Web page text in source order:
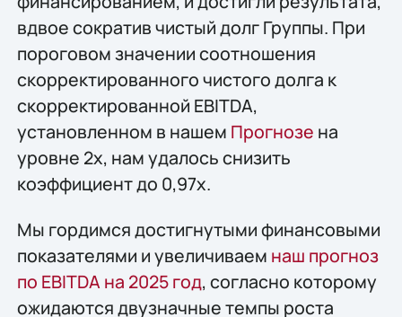
вдвое сократив чистый долг Группы. При
пороговом значении соотношения
скорректированного чистого долга к
скорректированной EBITDA,
установленном в нашем Прогнозе на
уровне 2х, нам удалось снизить
коэффициент до 0,97х.
Мы гордимся достигнутыми финансовыми
показателями и увеличиваем наш прогноз
по EBITDA на 2025 год, согласно которому
ожидаются двузначные темпы роста